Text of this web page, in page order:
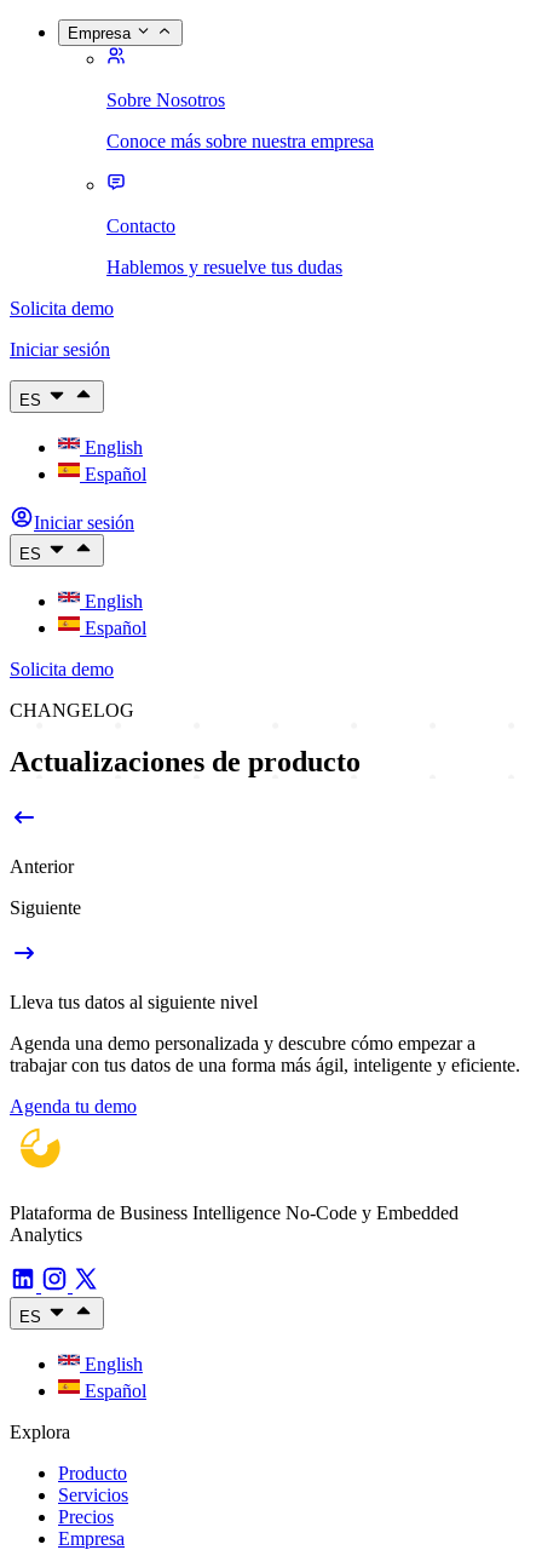
Empresa
Sobre Nosotros
Conoce más sobre nuestra empresa
Contacto
Hablemos y resuelve tus dudas
Solicita demo
Iniciar sesión
ES
English
Español
Iniciar sesión
ES
English
Español
Solicita demo
CHANGELOG
Actualizaciones de producto
Anterior
Siguiente
Lleva tus datos al siguiente nivel
Agenda una demo personalizada y descubre cómo empezar a
trabajar con tus datos de una forma más ágil, inteligente y eficiente.
Agenda tu demo
Plataforma de Business Intelligence No-Code y Embedded
Analytics
ES
English
Español
Explora
Producto
Servicios
Precios
Empresa